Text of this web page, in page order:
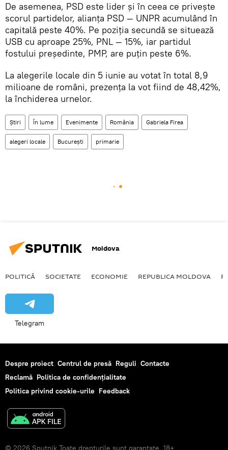
De asemenea, PSD este lider şi în ceea ce priveşte
scorul partidelor, alianţa PSD — UNPR acumulând în
capitală peste 40%. Pe poziţia secundă se situează
USB cu aproape 25%, PNL — 15%, iar partidul
fostului preşedinte, PMP, are puţin peste 6%.
La alegerile locale din 5 iunie au votat în total 8,9
milioane de români, prezenţa la vot fiind de 48,42%,
la închiderea urnelor.
Știri În lume Evenimente România Gabriela Firea
alegeri locale Bucureşti primarie
Moldova
POLITICĂ SOCIETATE ECONOMIE REPUBLICA MOLDOVA
Telegram
Despre proiect Centrul de presă Reguli Contacte
Reclamă Politica de confidențialitate
Politica privind cookie-urile Feedback
© 2026 Sputnik Toate drepturile sunt garantate. 18+